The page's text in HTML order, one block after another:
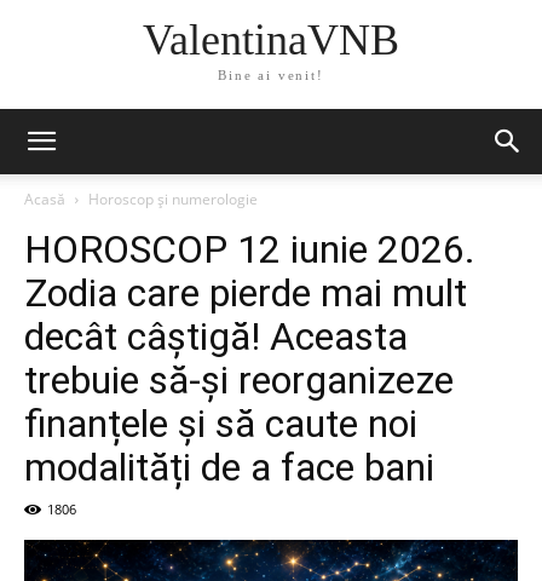
ValentinaVNB
Bine ai venit!
Acasă Horoscop și numerologie
HOROSCOP 12 iunie 2026.
Zodia care pierde mai mult
decât câștigă! Aceasta
trebuie să-și reorganizeze
finanțele și să caute noi
modalități de a face bani
1806